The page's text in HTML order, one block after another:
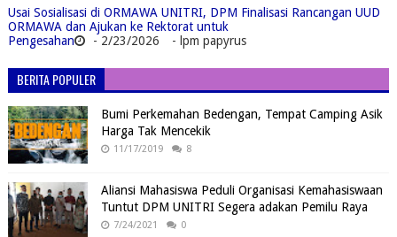
Usai Sosialisasi di ORMAWA UNITRI, DPM Finalisasi Rancangan UUD
ORMAWA dan Ajukan ke Rektorat untuk
Pengesahan
- 2/23/2026 - lpm papyrus
BERITA POPULER
Bumi Perkemahan Bedengan, Tempat Camping Asik
Harga Tak Mencekik
11/17/2019 8
Aliansi Mahasiswa Peduli Organisasi Kemahasiswaan
Tuntut DPM UNITRI Segera adakan Pemilu Raya
7/24/2021 0